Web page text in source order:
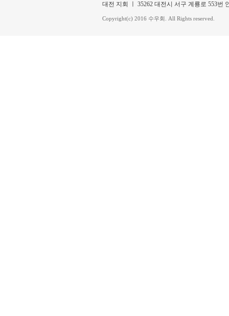
대전 지회 ㅣ 35262 대전시 서구 계룡로 553번
Copyright(c) 2016 수우회. All Rights reserved.